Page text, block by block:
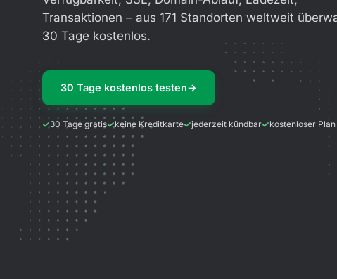
Transaktionen – aus 171 Standorten weltweit
30 Tage kostenlos.
30 Tage kostenlos testen→
30 Tage gratis keine Kreditkarte jederzeit kündbar kostenloser